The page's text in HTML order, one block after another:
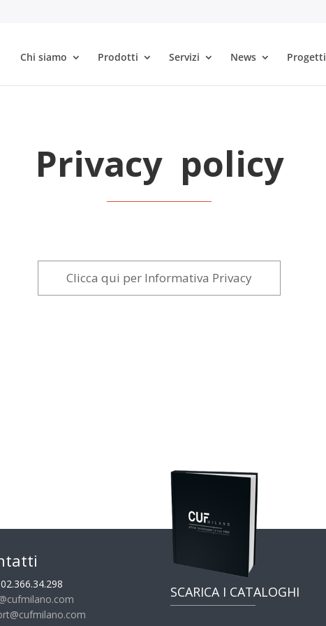
Chi siamo Prodotti Servizi News Progetti
Privacy policy
Clicca qui per Informativa Privacy
SCARICA I CATALOGHI